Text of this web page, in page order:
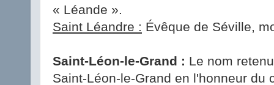
« Léande ».
Saint Léandre : Évêque de Séville,
Saint-Léon-le-Grand : Le nom
Saint-Léon-le-Grand en l'honneur du